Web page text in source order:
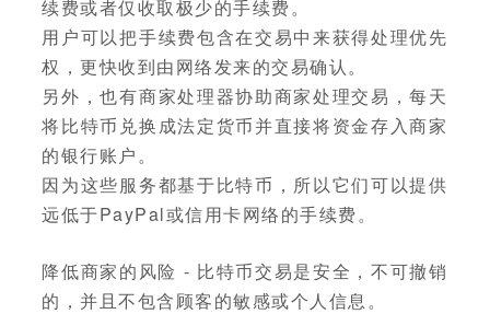
续费或者仅收取极少的手续费。
用户可以把手续费包含在交易中来获得处理优先
权，更快收到由网络发来的交易确认。
另外，也有商家处理器协助商家处理交易，每天
将比特币兑换成法定货币并直接将资金存入商家
的银行账户。
因为这些服务都基于比特币，所以它们可以提供
远低于PayPal或信用卡网络的手续费。
降低商家的风险 - 比特币交易是安全，不可撤销
的，并且不包含顾客的敏感或个人信息。